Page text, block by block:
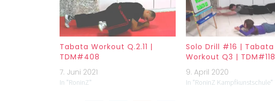
Tabata Workout Q.2.11 |
TDM#408
7. Juni 2021
In "RoninZ"
Solo Drill #16 | Tabata
Workout Q3 | TDM#118
9. April 2020
In "RoninZ Kampfkunstschule"